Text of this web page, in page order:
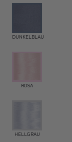
DUNKELBLAU
ROSA
HELLGRAU